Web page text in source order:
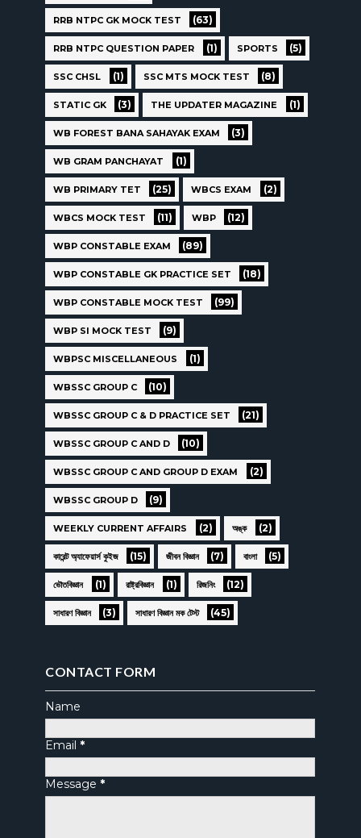
RRB NTPC GK MOCK TEST (63)
RRB NTPC QUESTION PAPER (1) SPORTS (5)
SSC CHSL (1) SSC MTS MOCK TEST (8)
STATIC GK (3) THE UPDATER MAGAZINE (1)
WB FOREST BANA SAHAYAK EXAM (3)
WB GRAM PANCHAYAT (1)
WB PRIMARY TET (25) WBCS EXAM (2)
WBCS MOCK TEST (11) WBP (12)
WBP CONSTABLE EXAM (89)
WBP CONSTABLE GK PRACTICE SET (18)
WBP CONSTABLE MOCK TEST (99)
WBP SI MOCK TEST (9)
WBPSC MISCELLANEOUS (1)
WBSSC GROUP C (10)
WBSSC GROUP C & D PRACTICE SET (21)
WBSSC GROUP C AND D (10)
WBSSC GROUP C AND GROUP D EXAM (2)
WBSSC GROUP D (9)
WEEKLY CURRENT AFFAIRS (2) অঙ্ক (2)
কারেন্ট অ্যাফেয়ার্স কুইজ (15) জীবন বিজ্ঞান (7) বাংলা (5)
ভৌতবিজ্ঞান (1) রাষ্ট্রবিজ্ঞান (1) রিজনিং (12)
সাধারণ বিজ্ঞান (3) সাধারণ বিজ্ঞান মক টেস্ট (45)
CONTACT FORM
Name
Email *
Message *